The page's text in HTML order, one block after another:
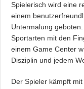
Spielerisch wird eine
einem
Untermalung
Sportarten mit den
einem Game Center
Disziplin und jedem
Der Spieler kämpft